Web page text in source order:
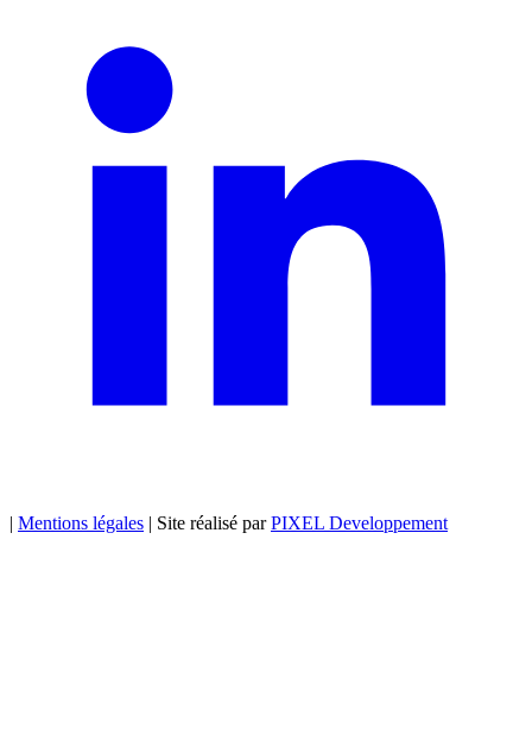
| Mentions légales | Site réalisé parPIXEL Developpement